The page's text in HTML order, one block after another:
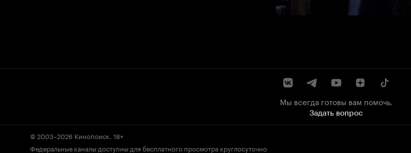
Мы всегда готовы вам помочь.
Задать вопрос
© 2003–2026 Кинопоиск. 18+
Федеральные каналы доступны для бесплатного просмотра круглосуточно